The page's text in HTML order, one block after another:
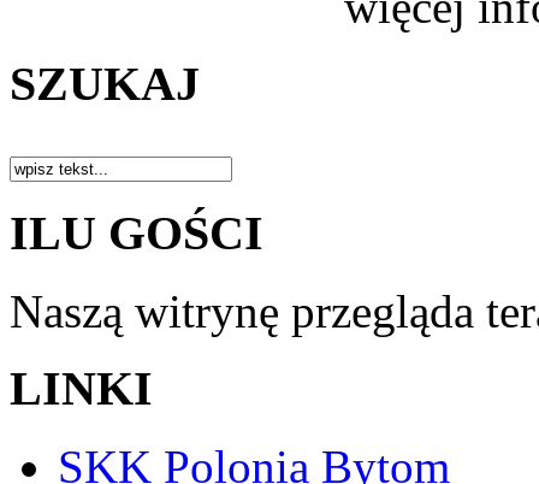
SZUKAJ
ILU GOŚCI
Naszą witrynę przegląda
LINKI
SKK Polonia Bytom